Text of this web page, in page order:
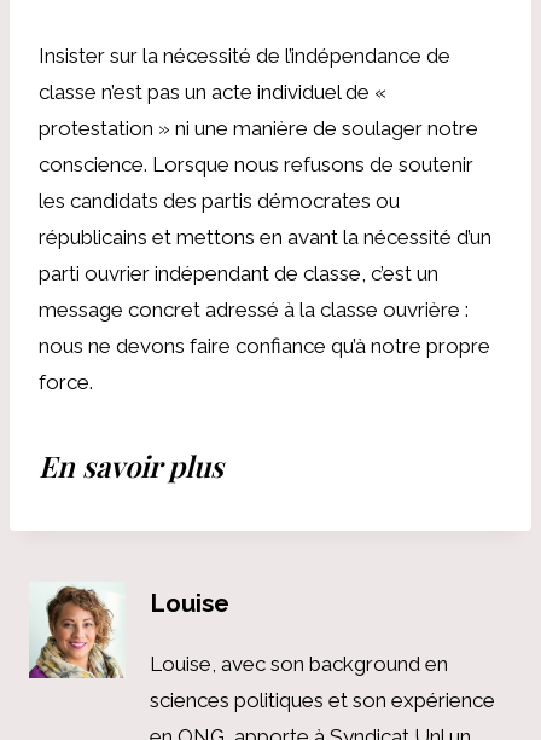
Insister sur la nécessité de l’indépendance de
classe n’est pas un acte individuel de «
protestation » ni une manière de soulager notre
conscience. Lorsque nous refusons de soutenir
les candidats des partis démocrates ou
républicains et mettons en avant la nécessité d’un
parti ouvrier indépendant de classe, c’est un
message concret adressé à la classe ouvrière :
nous ne devons faire confiance qu’à notre propre
force.
En savoir plus
Louise
Louise, avec son background en
sciences politiques et son expérience